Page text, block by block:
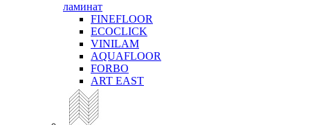
ламинат
FINEFLOOR
ECOCLICK
VINILAM
AQUAFLOOR
FORBO
ART EAST